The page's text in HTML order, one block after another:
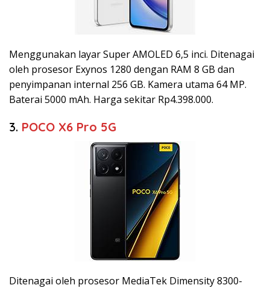
Menggunakan layar Super AMOLED 6,5 inci. Ditenagai
oleh prosesor Exynos 1280 dengan RAM 8 GB dan
penyimpanan internal 256 GB. Kamera utama 64 MP.
Baterai 5000 mAh. Harga sekitar Rp4.398.000.
3. POCO X6 Pro 5G
Ditenagai oleh prosesor MediaTek Dimensity 8300-